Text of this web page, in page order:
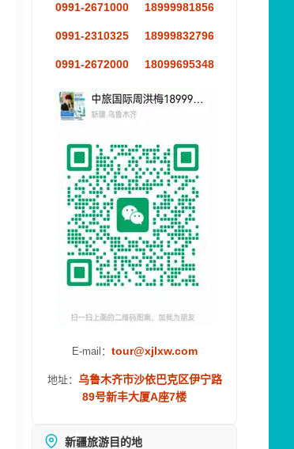
0991-2671000 18999981856
0991-2310325 18999832796
0991-2672000 18099695348
E-mail： tour@xjlxw.com
地址： 乌鲁木齐市沙依巴克区伊宁路
89号新丰大厦A座7楼
新疆旅游目的地